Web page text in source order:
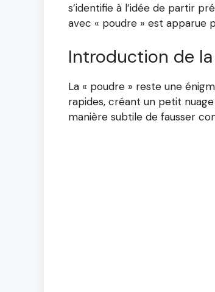
s’identifie à l’idée de partir
avec « poudre » est apparue
Introduction de
La « poudre » reste une
rapides, créant un petit
manière subtile de fausser